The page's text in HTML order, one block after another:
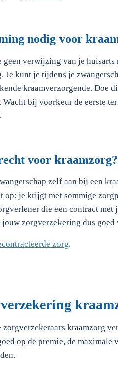
nodig voor
geen verwijzing van je
Je kunt je tijdens je
kraamverzorgende. Doe
bij voorkeur de eerste
voor kraamzorg?
zelf aan bij een
op: je krijgt met sommige
die een contract
zorgverzekering dus
zorg.
kraamzorg
op de premie, de maximale